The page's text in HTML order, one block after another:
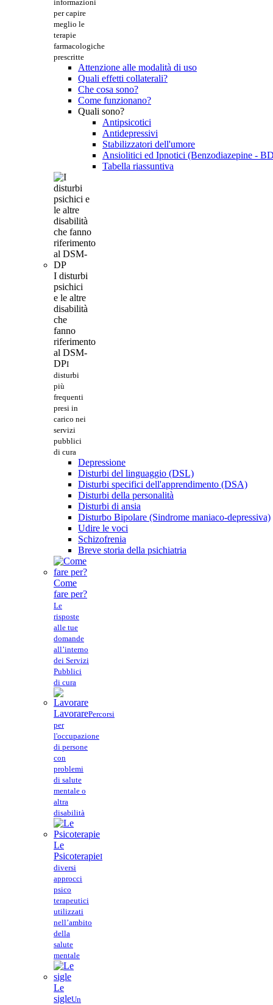
informazioni
per capire
meglio le
terapie
farmacologiche
prescritte
Attenzione alle modalità di uso
Quali effetti collaterali?
Che cosa sono?
Come funzionano?
Quali sono?
Antipsicotici
Antidepressivi
Stabilizzatori dell'umore
Ansiolitici ed Ipnotici (Benzodiazepine -
Tabella riassuntiva
I disturbi
psichici
e le altre
disabilità
che
fanno
riferimento
al DSM-
DPI
disturbi
più
frequenti
presi in
carico nei
servizi
pubblici
di cura
Depressione
Disturbi del linguaggio (DSL)
Disturbi specifici dell'apprendimento (DSA)
Disturbi della personalità
Disturbi di ansia
Disturbo Bipolare (Sindrome maniaco-depressiva)
Udire le voci
Schizofrenia
Breve storia della psichiatria
Come
fare per?
Le
risposte
alle tue
domande
all’interno
dei Servizi
Pubblici
di cura
LavorarePercorsi
per
l'occupazione
di persone
con
problemi
di salute
mentale o
altra
disabilità
Le
PsicoterapieI
diversi
approcci
psico
terapeutici
utilizzati
nell’ambito
della
salute
mentale
Le
sigleUn